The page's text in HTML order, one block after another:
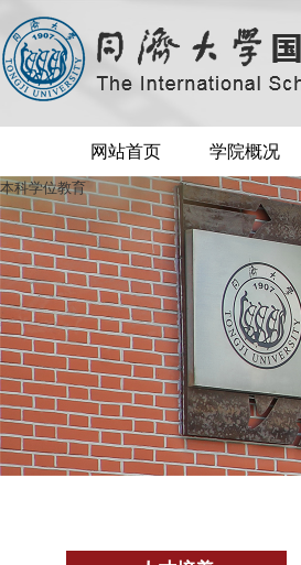
网站首页 学院概况
本科学位教育